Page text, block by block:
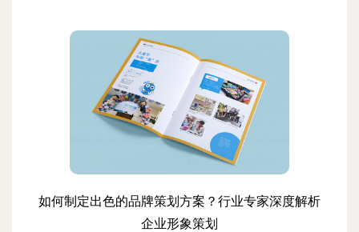
如何制定出色的品牌策划方案？行业专家深度解析
企业形象策划